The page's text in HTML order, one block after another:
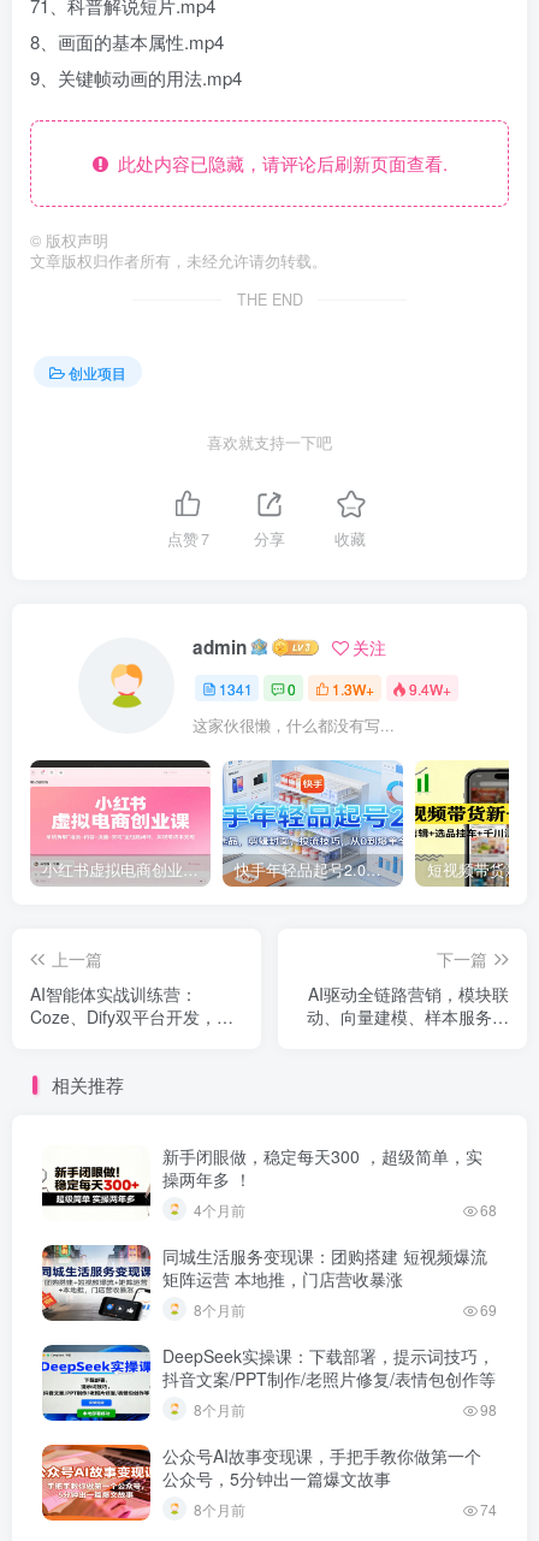
71、科普解说短片.mp4
8、画面的基本属性.mp4
9、关键帧动画的用法.mp4
此处内容已隐藏，请评论后刷新页面查看.
© 版权声明
文章版权归作者所有，未经允许请勿转载。
THE END
创业项目
喜欢就支持一下吧
点赞7 分享 收藏
admin 关注
1341 0 1.3W+ 9.4W+
这家伙很懒，什么都没有写...
小红书虚拟电商创业课，系统拆解选品-内容-流量-变现，实现零成本变现 快手年轻品起号2.0：养号选品，剪辑封面，投流技巧，从0到爆单全流程
上一篇
AI智能体实战训练营：
Coze、Dify双平台开发，视
下一篇
AI驱动全链路营销，模块联
动、向量建模、样本服务搜
相关推荐
新手闭眼做，稳定每天300 ，超级简单，实
操两年多 ！
4个月前 68
同城生活服务变现课：团购搭建 短视频爆流
矩阵运营 本地推，门店营收暴涨
8个月前 69
DeepSeek实操课：下载部署，提示词技巧，
抖音文案/PPT制作/老照片修复/表情包创作等
8个月前 98
公众号AI故事变现课，手把手教你做第一个
公众号，5分钟出一篇爆文故事
8个月前 74